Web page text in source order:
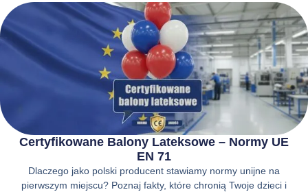
Certyfikowane Balony Lateksowe – Normy UE
EN 71
Dlaczego jako polski producent stawiamy normy unijne na
pierwszym miejscu? Poznaj fakty, które chronią Twoje dzieci i